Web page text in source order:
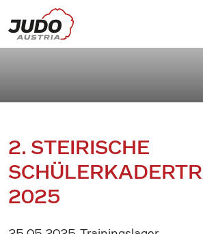
2. STEIRISCHE
2025